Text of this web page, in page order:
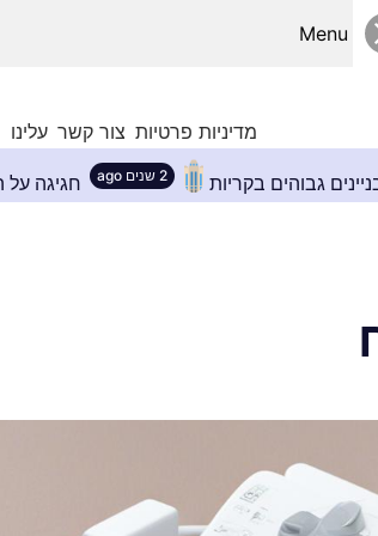
Menu
מדיניות פרטיות צור קשר עלינו
המושלם לבניינים גבוהים בקריות 2 שנים ago